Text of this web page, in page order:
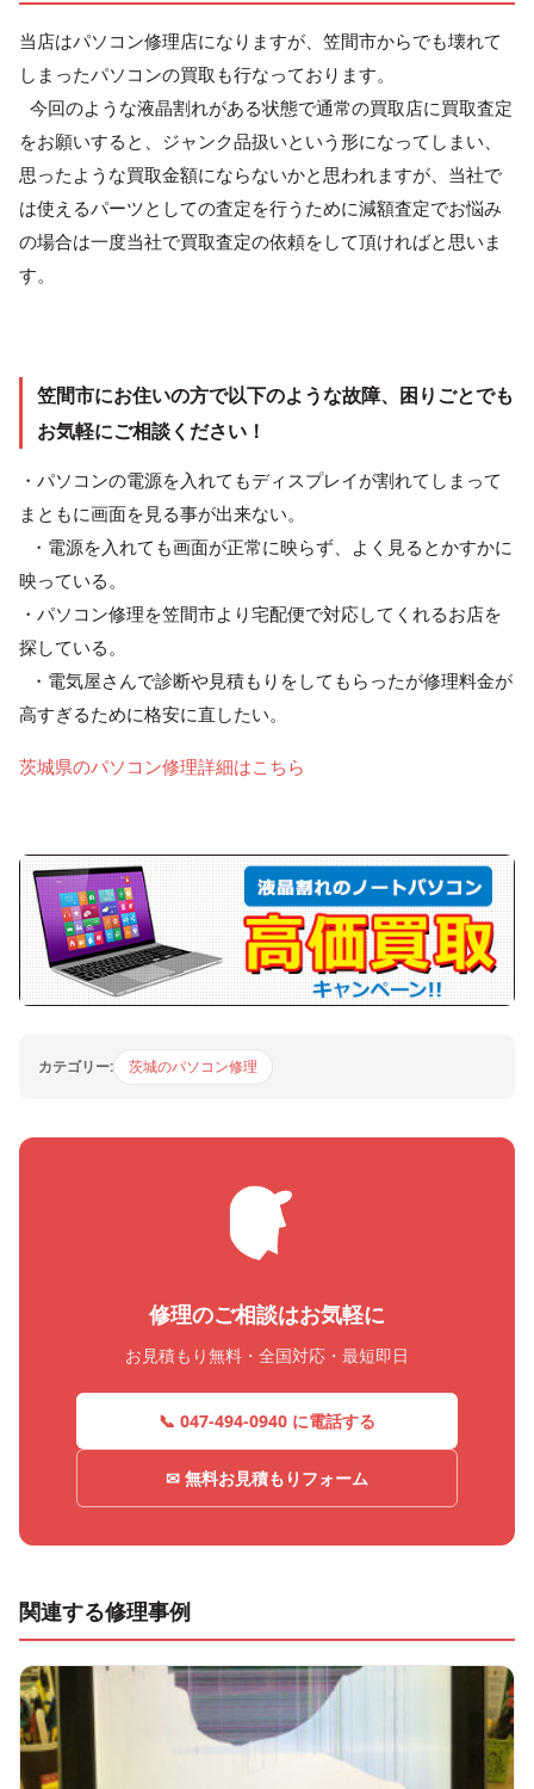
当店はパソコン修理店になりますが、笠間市からでも壊れて
しまったパソコンの買取も行なっております。
今回のような液晶割れがある状態で通常の買取店に買取査定
をお願いすると、ジャンク品扱いという形になってしまい、
思ったような買取金額にならないかと思われますが、当社で
は使えるパーツとしての査定を行うために減額査定でお悩み
の場合は一度当社で買取査定の依頼をして頂ければと思いま
す。
笠間市にお住いの方で以下のような故障、困りごとでも
お気軽にご相談ください！
・パソコンの電源を入れてもディスプレイが割れてしまって
まともに画面を見る事が出来ない。
・電源を入れても画面が正常に映らず、よく見るとかすかに
映っている。
・パソコン修理を笠間市より宅配便で対応してくれるお店を
探している。
・電気屋さんで診断や見積もりをしてもらったが修理料金が
高すぎるために格安に直したい。
茨城県のパソコン修理詳細はこちら
カテゴリー: 茨城のパソコン修理
修理のご相談はお気軽に
お見積もり無料・全国対応・最短即日
📞 047-494-0940 に電話する
✉ 無料お見積もりフォーム
関連する修理事例